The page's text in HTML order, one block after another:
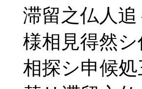
滞留之仏人追
様相見得然シ
相探シ申候処